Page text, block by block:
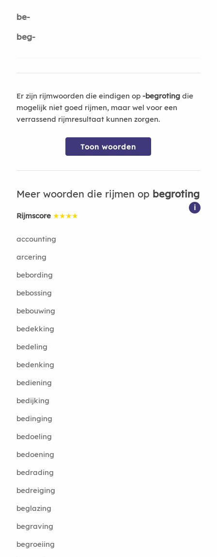
be-
beg-
Er zijn rijmwoorden die eindigen op -begrotingdie
mogelijk niet goed rijmen, maar wel voor een
verrassend rijmresultaat kunnen zorgen.
Toon woorden
Meer woorden die rijmen op begroting
i
Rijmscore ★★★★
accounting
arcering
bebording
bebossing
bebouwing
bedekking
bedeling
bedenking
bediening
bedijking
bedinging
bedoeling
bedoening
bedrading
bedreiging
beglazing
begraving
begroeiing